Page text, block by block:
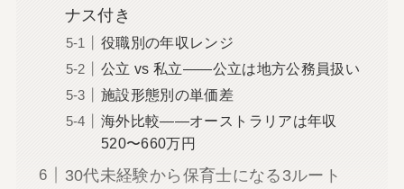
ナス付き
役職別の年収レンジ
公立 vs 私立――公立は地方公務員扱い
施設形態別の単価差
海外比較――オーストラリアは年収
520〜660万円
30代未経験から保育士になる3ルート